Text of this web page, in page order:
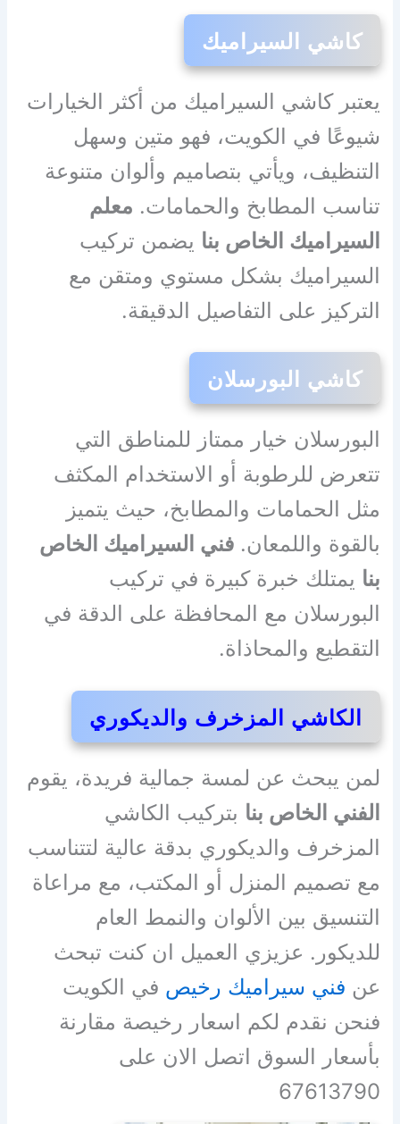
كاشي السيراميك
يعتبر كاشي السيراميك من أكثر الخيارات
شيوعًا في الكويت، فهو متين وسهل
التنظيف، ويأتي بتصاميم وألوان متنوعة
تناسب المطابخ والحمامات. معلم
السيراميك الخاص بنا يضمن تركيب
السيراميك بشكل مستوي ومتقن مع
التركيز على التفاصيل الدقيقة.
كاشي البورسلان
البورسلان خيار ممتاز للمناطق التي
تتعرض للرطوبة أو الاستخدام المكثف
مثل الحمامات والمطابخ، حيث يتميز
بالقوة واللمعان.فني السيراميك الخاص
بنا يمتلك خبرة كبيرة في تركيب
البورسلان مع المحافظة على الدقة في
التقطيع والمحاذاة.
الكاشي المزخرف والديكوري
لمن يبحث عن لمسة جمالية فريدة، يقوم
الفني الخاص بنا بتركيب الكاشي
المزخرف والديكوري بدقة عالية لتتناسب
مع تصميم المنزل أو المكتب، مع مراعاة
التنسيق بين الألوان والنمط العام
للديكور. عزيزي العميل ان كنت تبحث
عن فني سيراميك رخيص في الكويت
فنحن نقدم لكم اسعار رخيصة مقارنة
بأسعار السوق اتصل الان على
67613790